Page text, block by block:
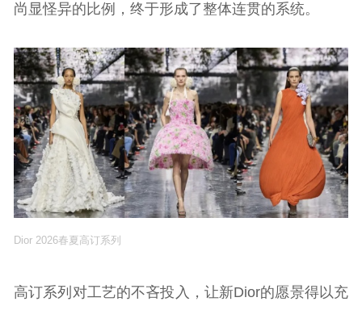
尚显怪异的比例，终于形成了整体连贯的系统。
Dior 2026春夏高订系列
高订系列对工艺的不吝投入，让新Dior的愿景得以充